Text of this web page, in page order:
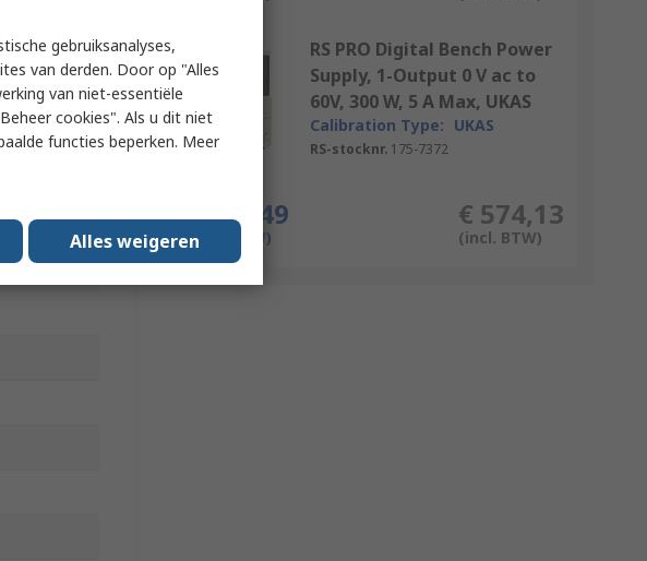
RS PRO Digital Bench Power
Supply, 1-Output 0 V ac to
60V, 300 W, 5 A Max, UKAS
Calibration Type: UKAS
RS-stocknr. 175-7372
€ 474,49
(excl. BTW)
€ 574,13
(incl. BTW)
gebruiksanalyses,
van derden. Door op "Alles
van niet-essentiële
cookies". Als u dit niet
functies beperken. Meer
Alles weigeren